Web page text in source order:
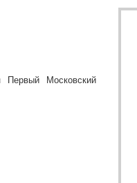
Первый Московский